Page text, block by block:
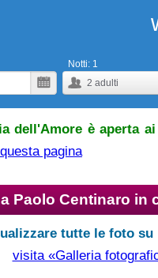
2 adulti
Notti: 1
dell'Amore è aperta
pagina
Paolo Centinaro in
tutte le foto su
visita «Galleria